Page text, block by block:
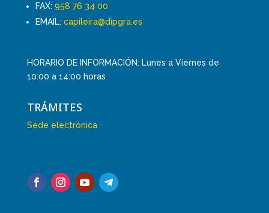
FAX: 958 76 34 00
EMAIL: capileira@dipgra.es
HORARIO DE INFORMACIÓN: Lunes a Viernes de
10:00 a 14:00 horas
TRÁMITES
Sede electrónica